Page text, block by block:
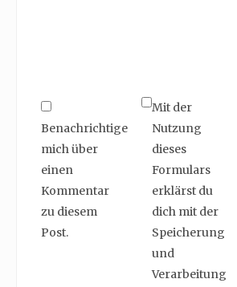
Benachrichtige
mich über
einen
Kommentar
zu diesem
Post.
Mit der
Nutzung
dieses
Formulars
erklärst du
dich mit der
Speicherung
und
Verarbeitung